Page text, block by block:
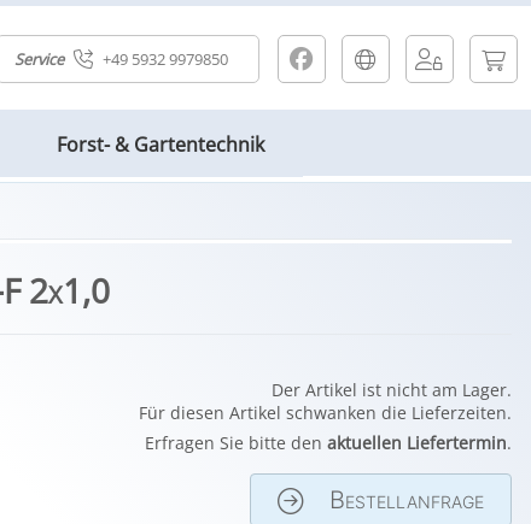
Service +49 5932 9979850
Forst- & Gartentechnik
2x1,0
Der Artikel ist nicht am Lager.
Für diesen Artikel schwanken die Lieferzeiten.
Erfragen Sie bitte den aktuellen Liefertermin.
Bestellanfrage